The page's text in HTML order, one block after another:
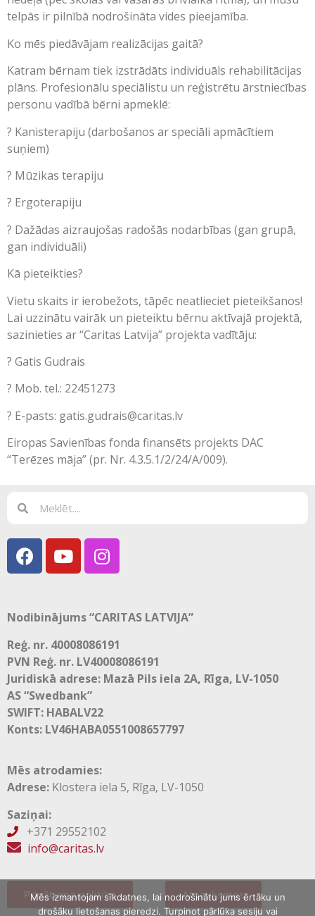
telpās ir pilnībā nodrošināta vides pieejamība.
Ko mēs piedāvājam realizācijas gaitā?
Katram bērnam tiek izstrādāts individuāls rehabilitācijas
plāns. Profesionālu speciālistu un reģistrētu ārstniecības
personu vadībā bērni apmeklē:
? Kanisterapiju (darbošanos ar speciāli apmācītiem
suņiem)
? Mūzikas terapiju
?️ Ergoterapiju
? Dažādas aizraujošas radošās nodarbības (gan grupā,
gan individuāli)
Kā pieteikties?
Vietu skaits ir ierobežots, tāpēc neatlieciet pieteikšanos!
Lai uzzinātu vairāk un pieteiktu bērnu aktīvajā projektā,
sazinieties ar “Caritas Latvija” projekta vadītāju:
? Gatis Gudrais
? Mob. tel.: 22451273
? E-pasts: gatis.gudrais@caritas.lv
Eiropas Savienības fonda finansēts projekts DAC
“Terēzes māja” (pr. Nr. 4.3.5.1/2/24/A/009).
Nodibinājums “CARITAS LATVIJA”
Reģ. nr. 40008086191
PVN Reģ. nr. LV40008086191
Juridiskā adrese: Mazā Pils iela 2A, Rīga, LV-1050
AS “Swedbank”
SWIFT: HABALV22
Konts: LV46HABA0551008657797
Mēs atrodamies:
Adrese: Klostera iela 5, Rīga, LV-1050
Saziņai:
+371 29552102
 info@caritas.lv
Privātuma politika Atsauksmes
Mēs izmantojam sīkdatnes, lai nodrošinātu jums ērtāku un
drošāku lietošanas pieredzi. Turpinot pārlūka sesiju vai